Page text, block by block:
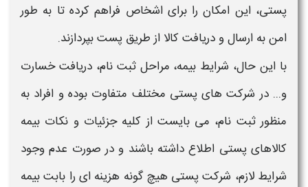
پستی،این امکان را برای اشخاص فراهم کرده تا به طور
امن به ارسال و دریافت کالا از طریق پستبپردازند.
با این حال، شرایط بیمه، مراحل ثبت نام، دریافت خسارت
و... در شرکت هایپستی مختلف متفاوت بوده و افراد به
منظورثبت نام، می بایست از کلیه جزئیات و نکات بیمه
کالاهای پستی اطلاع داشته باشند و در صورت عدم وجود
شرایطلازم، شرکتپستی هیچ گونه هزینه ای را بابتبیمه